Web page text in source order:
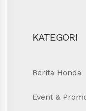
KATEGORI
Berita Honda
Event &